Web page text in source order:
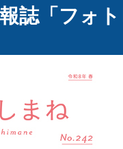
誌「フォ